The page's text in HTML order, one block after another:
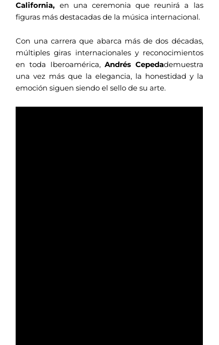
California, en una ceremonia que reunirá a las
figuras más destacadas de la música internacional.
Con una carrera que abarca más de dos décadas,
múltiples giras internacionales y reconocimientos
en toda Iberoamérica,Andrés Cepedademuestra
una vez más que la elegancia, la honestidad y la
emoción siguen siendo el sello de su arte.